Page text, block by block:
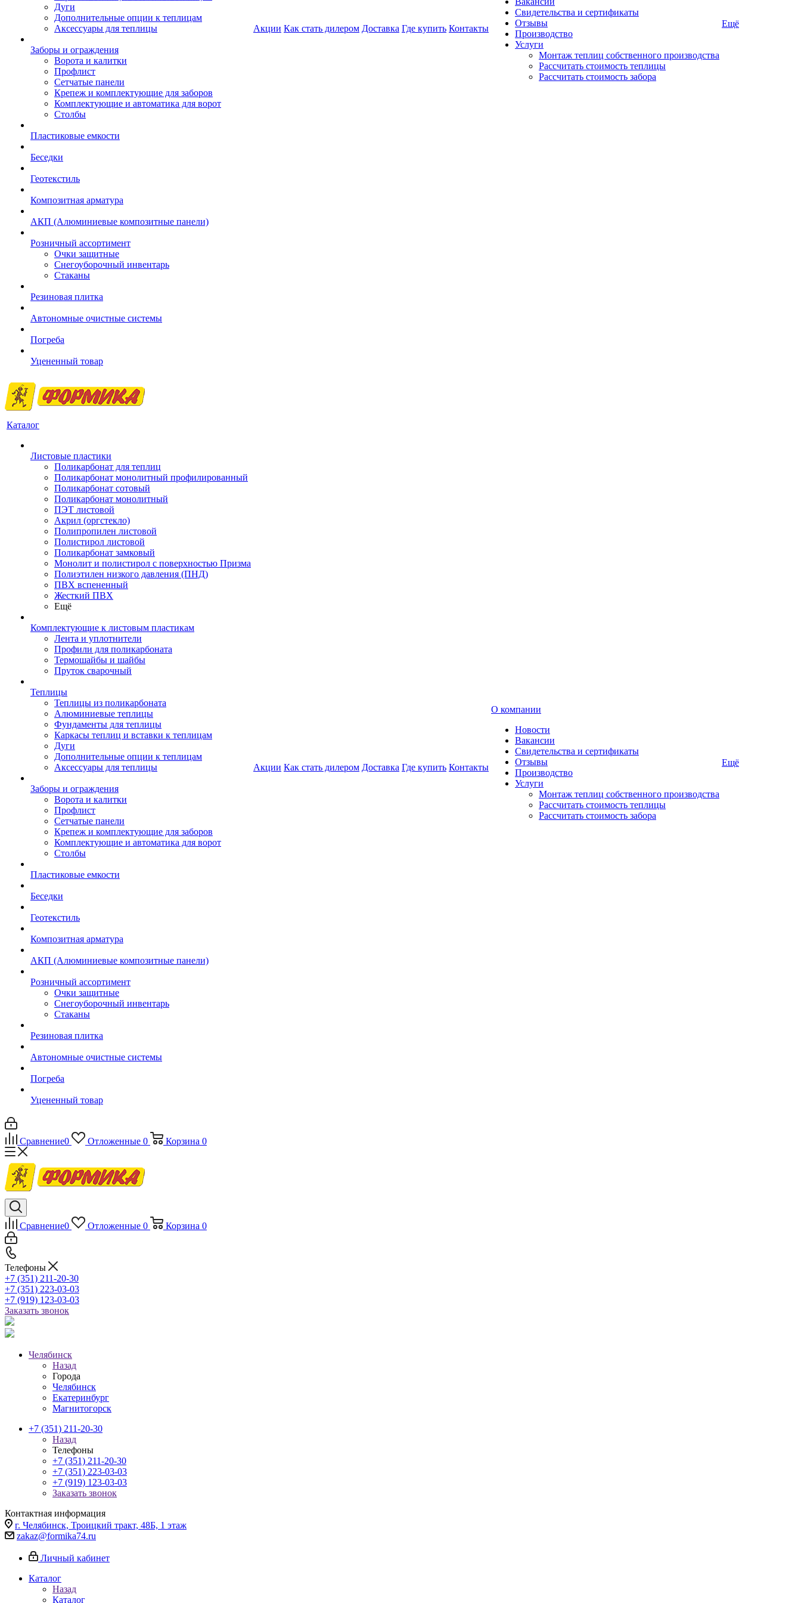
Дуги
Дополнительные опции к теплицам
Аксессуары для теплицы
Заборы и ограждения
Ворота и калитки
Профлист
Сетчатые панели
Крепеж и комплектующие для заборов
Комплектующие и автоматика для ворот
Столбы
Пластиковые емкости
Беседки
Геотекстиль
Композитная арматура
АКП (Алюминиевые композитные панели)
Розничный ассортимент
Очки защитные
Снегоуборочный инвентарь
Стаканы
Резиновая плитка
Автономные очистные системы
Погреба
Уцененный товар
Акции Как стать дилером Доставка Где купить Контакты
Свидетельства и сертификаты
Отзывы
Производство
Услуги
Монтаж теплиц собственного производства
Рассчитать стоимость теплицы
Рассчитать стоимость забора
Ещё
Каталог
Листовые пластики
Поликарбонат для теплиц
Поликарбонат монолитный профилированный
Поликарбонат сотовый
Поликарбонат монолитный
ПЭТ листовой
Акрил (оргстекло)
Полипропилен листовой
Полистирол листовой
Поликарбонат замковый
Монолит и полистирол с поверхностью Призма
Полиэтилен низкого давления (ПНД)
ПВХ вспененный
Жесткий ПВХ
Ещё
Комплектующие к листовым пластикам
Лента и уплотнители
Профили для поликарбоната
Термошайбы и шайбы
Пруток сварочный
Теплицы
Теплицы из поликарбоната
Алюминиевые теплицы
Фундаменты для теплицы
Каркасы теплиц и вставки к теплицам
Дуги
Дополнительные опции к теплицам
Аксессуары для теплицы
Заборы и ограждения
Ворота и калитки
Профлист
Сетчатые панели
Крепеж и комплектующие для заборов
Комплектующие и автоматика для ворот
Столбы
Пластиковые емкости
Беседки
Геотекстиль
Композитная арматура
АКП (Алюминиевые композитные панели)
Розничный ассортимент
Очки защитные
Снегоуборочный инвентарь
Стаканы
Резиновая плитка
Автономные очистные системы
Погреба
Уцененный товар
Акции Как стать дилером Доставка Где купить Контакты
О компании
Новости
Вакансии
Свидетельства и сертификаты
Отзывы
Производство
Услуги
Монтаж теплиц собственного производства
Рассчитать стоимость теплицы
Рассчитать стоимость забора
Ещё
Сравнение0 Отложенные 0 Корзина 0
Сравнение0 Отложенные 0 Корзина 0
Телефоны
+7 (351) 211-20-30
+7 (351) 223-03-03
+7 (919) 123-03-03
Заказать звонок
Челябинск
Назад
Города
Челябинск
Екатеринбург
Магнитогорск
+7 (351) 211-20-30
Назад
Телефоны
+7 (351) 211-20-30
+7 (351) 223-03-03
+7 (919) 123-03-03
Заказать звонок
Контактная информация
г. Челябинск, Троицкий тракт, 48Б, 1 этаж
zakaz@formika74.ru
Личный кабинет
Каталог
Назад
Каталог